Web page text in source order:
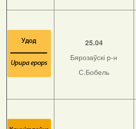
25.04
Бярозаўскі р-н
С.Бобель